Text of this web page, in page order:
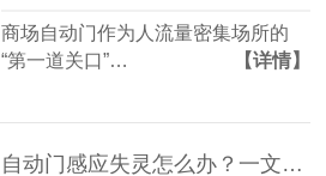
商场自动门作为人流量密集场所的
“第一道关口”…
【详情】
自动门感应失灵怎么办？一文教你快速排查与修复